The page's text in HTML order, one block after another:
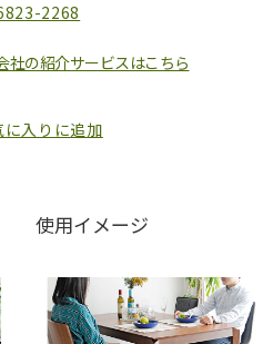
2268
社の紹介サービスはこちら
に入りに追加
使用イメージ